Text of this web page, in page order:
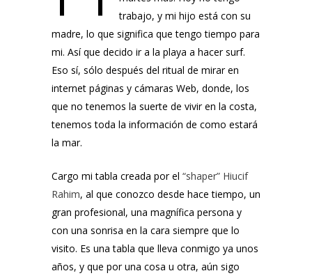
trabajo, y mi hijo está con su
madre, lo que significa que tengo tiempo para
mi. Así que decido ir a la playa a hacer surf.
Eso sí, sólo después del ritual de mirar en
internet páginas y cámaras Web, donde, los
que no tenemos la suerte de vivir en la costa,
tenemos toda la información de como estará
la mar.
Cargo mi tabla creada por el “shaper” Hiucif
Rahim, al que conozco desde hace tiempo, un
gran profesional, una magnífica persona y
con una sonrisa en la cara siempre que lo
visito. Es una tabla que lleva conmigo ya unos
años, y que por una cosa u otra, aún sigo